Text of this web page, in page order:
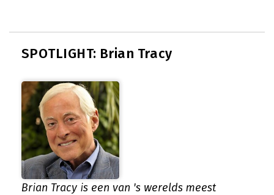
SPOTLIGHT: Brian Tracy
Brian Tracy is een van 's werelds meest